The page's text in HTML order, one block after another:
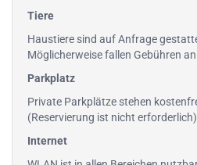
Tiere
Haustiere sind auf Anfrage
Möglicherweise fallen Gebühren
Parkplatz
Private Parkplätze stehen
(Reservierung ist nicht
Internet